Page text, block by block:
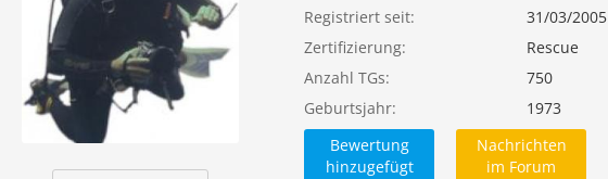
Registriert seit
31/03/2005
Zertifizierung
Rescue
Anzahl TGs
750
Geburtsjahr
1973
Bewertung
hinzugefügt
Nachrichten
im Forum